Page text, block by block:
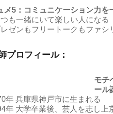
メ5：コミュニケーション力を
も一緒にいて楽しい人になる
ゼンもフリートークもファシ
プロフィール：
モチ
ール
年 兵庫県神戸市に生まれる
年 大学卒業後、芸人を志し上